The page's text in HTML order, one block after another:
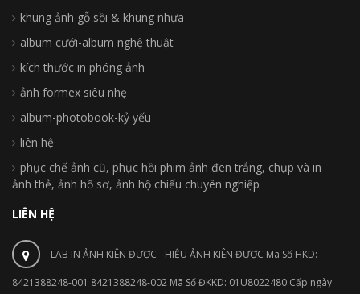
khung ảnh gỗ sồi & khung nhựa
album cưới-album nghệ thuật
kích thước in phóng ảnh
ảnh formex siêu nhẹ
album-photobook-kỷ yếu
liên hệ
phục chế ảnh cũ, phục hồi phim ảnh đen trắng, chụp và in
ảnh thẻ, ảnh hồ sơ, ảnh hộ chiếu chuyên nghiệp
LIÊN HỆ
LAB IN ẢNH KIÊN ĐƯỢC - HIỆU ẢNH KIÊN ĐƯỢC Mã Số HKD:
8421388248-001 8421388248-002 Mã Số ĐKKD: 01U8022480 Cấp ngày